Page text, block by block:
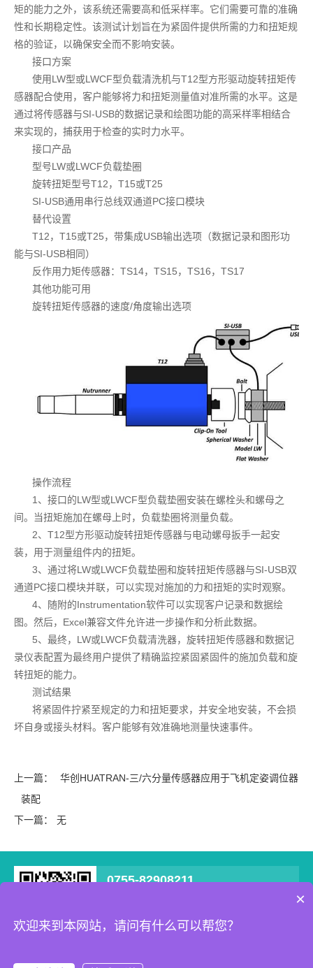
矩的能力之外，该系统还需要高和低采样率。它们需要可靠的准确
性和长期稳定性。该测试计划旨在为紧固件提供所需的力和扭矩规
格的验证，以确保安全而不影响安装。
接口方案
使用LW型或LWCF型负载清洗机与T12型方形驱动旋转扭矩传
感器配合使用，客户能够将力和扭矩测量值对准所需的水平。这是
通过将传感器与SI-USB的数据记录和绘图功能的高采样率相结合
来实现的，捕获用于检查的实时力水平。
接口产品
型号LW或LWCF负载垫圈
旋转扭矩型号T12，T15或T25
SI-USB通用串行总线双通道PC接口模块
替代设置
T12，T15或T25，带集成USB输出选项（数据记录和图形功
能与SI-USB相同）
反作用力矩传感器：TS14，TS15，TS16，TS17
其他功能可用
旋转扭矩传感器的速度/角度输出选项
操作流程
1、接口的LW型或LWCF型负载垫圈安装在螺栓头和螺母之
间。当扭矩施加在螺母上时，负载垫圈将测量负载。
2、T12型方形驱动旋转扭矩传感器与电动螺母扳手一起安
装，用于测量组件内的扭矩。
3、通过将LW或LWCF负载垫圈和旋转扭矩传感器与SI-USB双
通道PC接口模块并联，可以实现对施加的力和扭矩的实时观察。
4、随附的Instrumentation软件可以实现客户记录和数据绘
图。然后，Excel兼容文件允许进一步操作和分析此数据。
5、最终，LW或LWCF负载清洗器，旋转扭矩传感器和数据记
录仪表配置为最终用户提供了精确监控紧固紧固件的施加负载和旋
转扭矩的能力。
测试结果
将紧固件拧紧至规定的力和扭矩要求，并安全地安装，不会损
坏自身或接头材料。客户能够有效准确地测量快速事件。
上一篇：
华创HUATRAN-三/六分量传感器应用于飞机定姿调位器
装配
下一篇：
无
0755-82908211
×
欢迎来到本网站，请问有什么可以帮您？